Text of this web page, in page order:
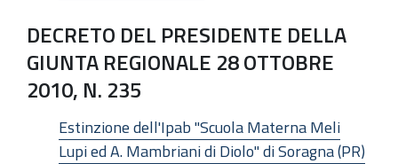
DECRETO DEL PRESIDENTE DELLA
GIUNTA REGIONALE 28 OTTOBRE
2010, N. 235
Estinzione dell'Ipab "Scuola Materna Meli
Lupi ed A. Mambriani di Diolo" di Soragna (PR)